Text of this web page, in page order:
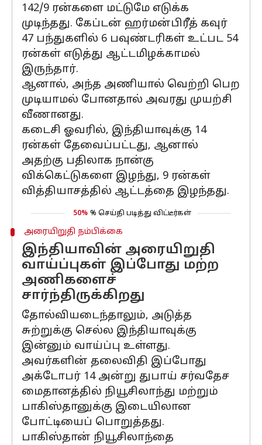
142/9 ரன்களை மட்டுமே எடுக்க
முடிந்தது. கேப்டன் ஹர்மன்பிரீத் கவுர்
47 பந்துகளில் 6 பவுண்டரிகள் உட்பட 54
ரன்கள் எடுத்து ஆட்டமிழக்காமல்
இருந்தார்.
ஆனால், அந்த அணியால் வெற்றி பெற
முடியாமல் போனதால் அவரது முயற்சி
வீணானது.
கடைசி ஓவரில், இந்தியாவுக்கு 14
ரன்கள் தேவைப்பட்டது, ஆனால்
அதற்கு பதிலாக நான்கு
விக்கெட்டுகளை இழந்து, 9 ரன்கள்
வித்தியாசத்தில் ஆட்டத்தை இழந்தது.
50% % செய்தி படித்து விட்டீர்கள்
அரையிறுதி நம்பிக்கை
இந்தியாவின் அரையிறுதி
வாய்ப்புகள் இப்போது மற்ற
அணிகளைச்
சார்ந்திருக்கிறது
தோல்வியடைந்தாலும், அடுத்த
சுற்றுக்கு செல்ல இந்தியாவுக்கு
இன்னும் வாய்ப்பு உள்ளது.
அவர்களின் தலைவிதி இப்போது
அக்டோபர் 14 அன்று துபாய் சர்வதேச
மைதானத்தில் நியூசிலாந்து மற்றும்
பாகிஸ்தானுக்கு இடையிலான
போட்டியைப் பொறுத்தது.
பாகிஸ்தான் நியூசிலாந்தை